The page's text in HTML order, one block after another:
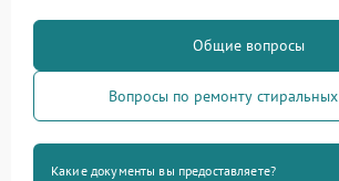
Общие вопросы
Вопросы по ремонту
Какие документы вы предоставляете?